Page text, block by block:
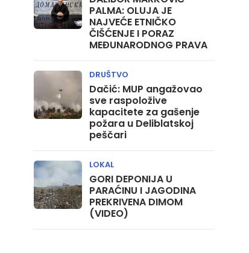
PALMA: OLUJA JE
NAJVEĆE ETNIČKO
ČIŠĆENJE I PORAZ
MEĐUNARODNOG PRAVA
Dačić: MUP angažovao
sve raspoložive
kapacitete za gašenje
požara u Deliblatskoj
peščari
DRUŠTVO
GORI DEPONIJA U
PARAĆINU I JAGODINA
PREKRIVENA DIMOM
(VIDEO)
LOKAL